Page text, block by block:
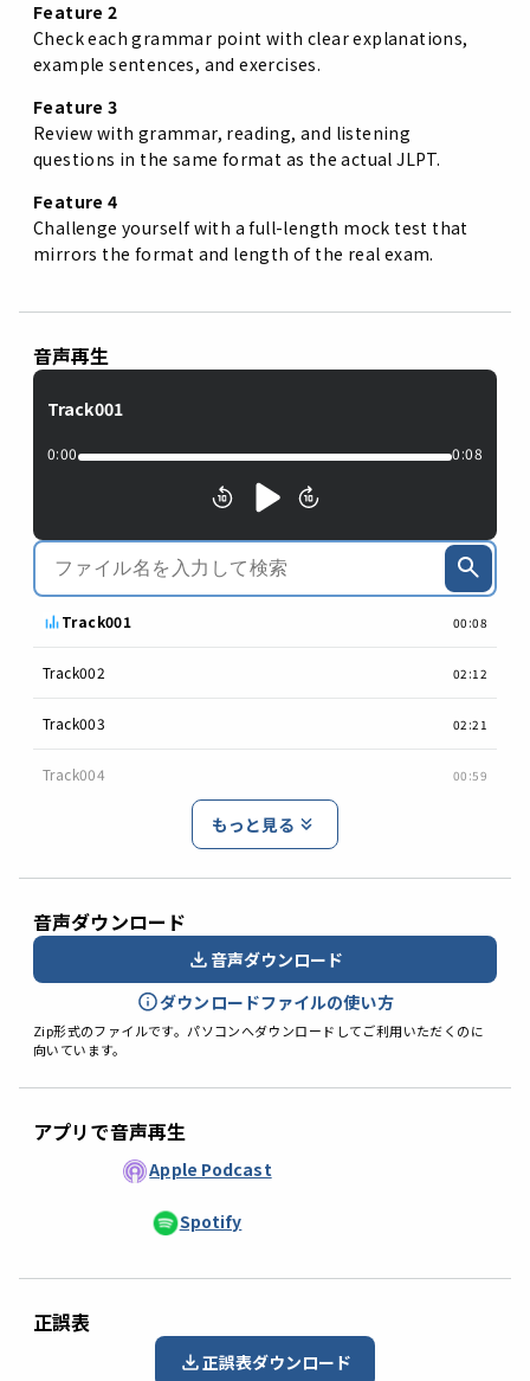
Feature 2
Check each grammar point with clear explanations,
example sentences, and exercises.
Feature 3
Review with grammar, reading, and listening
questions in the same format as the actual JLPT.
Feature 4
Challenge yourself with a full-length mock test that
mirrors the format and length of the real exam.
音声再生
Track001
0:00 0:08
Track001 00:08
Track002 02:12
Track003 02:21
Track004 00:59
もっと見る
音声ダウンロード
音声ダウンロード
ダウンロードファイルの使い方
Zip形式のファイルです。パソコンへダウンロードしてご利用いただくのに
向いています。
アプリで音声再生
Apple Podcast
Spotify
正誤表
正誤表ダウンロード